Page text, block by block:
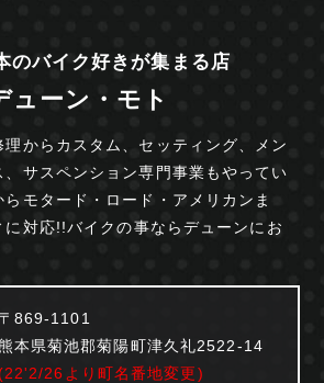
のバイク好きが集まる店
ューン・モト
からカスタム、セッティング、
メン
、サスペンション専門事業もやってい
モタード・ロード・ アメリカンま
に対応!!バイクの事ならデューンにお
〒869-1101
本県菊池郡菊陽町津久礼2522-14
26より町名番地変更)